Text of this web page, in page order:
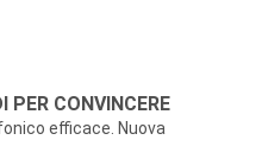
PER CONVINCERE
efficace. Nuova